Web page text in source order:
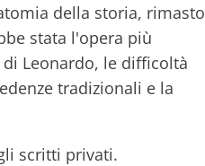
della storia, rimasto
stata l'opera più
Leonardo, le difficoltà
tradizionali e la
scritti privati.